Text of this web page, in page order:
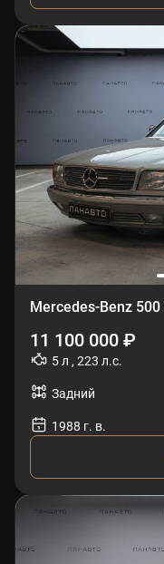
Mercedes-Benz 500
11 100 000 ₽
5 л , 223 л.с.
Задний
1988 г. в.